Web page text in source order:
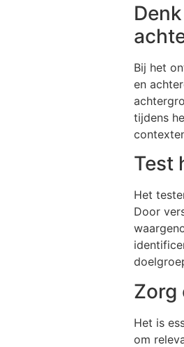
Bij het
en
tijdens
Test
Het
Door
Zorg
Het is
om